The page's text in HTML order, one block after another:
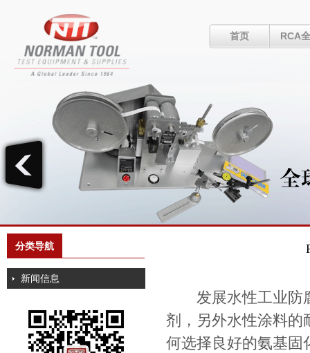
首页 RCA
发展水性工业防腐
剂，另外水性涂料的
何选择良好的氨基固
分类导航
新闻信息